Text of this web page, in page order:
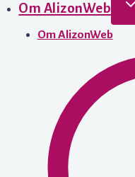
Om AlizonWeb
Om AlizonWeb